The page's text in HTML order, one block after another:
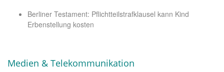
Berliner Testament: Pflichtteilstrafklausel kann Kind
Erbenstellung kosten
Medien & Telekommunikation